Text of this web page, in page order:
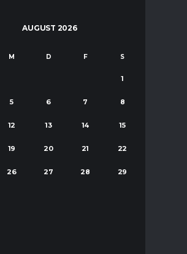
AUGUST 2026
M D F S
1
5 6 7 8
12 13 14 15
19 20 21 22
26 27 28 29